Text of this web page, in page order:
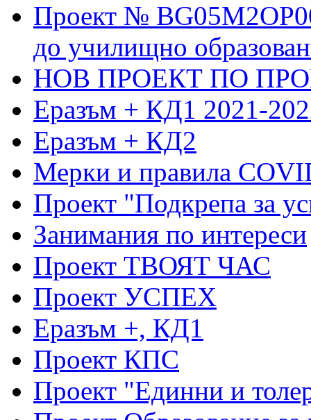
Проект №
до училищно
НОВ ПРОЕКТ ПО
Еразъм + КД1 2021-
Еразъм + КД2
Мерки и правила
Проект "Подкрепа за
Занимания по интереси
Проект ТВОЯТ ЧАС
Проект УСПЕХ
Еразъм +, КД1
Проект КПС
Проект "Единни и